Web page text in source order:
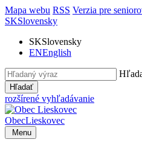
Mapa webu RSS Verzia pre
SKSlovensky
SKSlovensky
ENEnglish
Hľadať
rozšírené vyhľadávanie
ObecLieskovec
Menu